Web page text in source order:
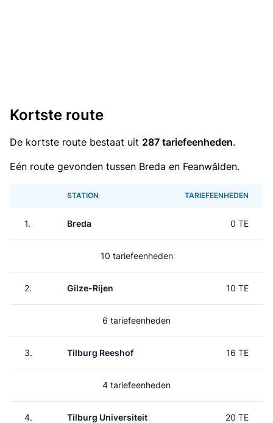
Kortste route
De kortste route bestaat uit 287 tariefeenheden.
Eén route gevonden tussen Breda en Feanwâlden.
STATION TARIEFEENHEDEN
1. Breda 0 TE
10 tariefeenheden
2. Gilze-Rijen 10 TE
6 tariefeenheden
3. Tilburg Reeshof 16 TE
4 tariefeenheden
4. Tilburg Universiteit 20 TE